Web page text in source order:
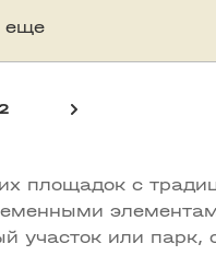
еще
2
площадок с
участок или парк,